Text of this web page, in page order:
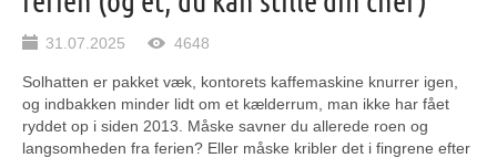
31.07.2025 4648
Solhatten er pakket væk, kontorets kaffemaskine knurrer igen,
og indbakken minder lidt om et kælderrum, man ikke har fået
ryddet op i siden 2013. Måske savner du allerede roen og
langsomheden fra ferien? Eller måske kribler det i fingrene efter